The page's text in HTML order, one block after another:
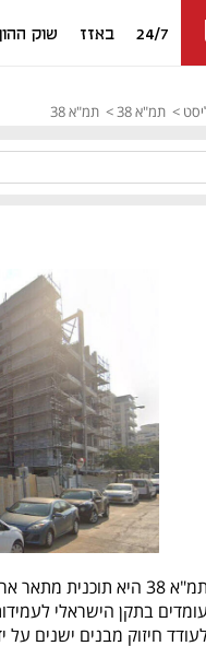
24/7 באזז שוק
תמ"א 38 תמ"א 38